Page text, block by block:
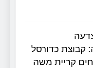
קבוצת כדורסל
קריית משה